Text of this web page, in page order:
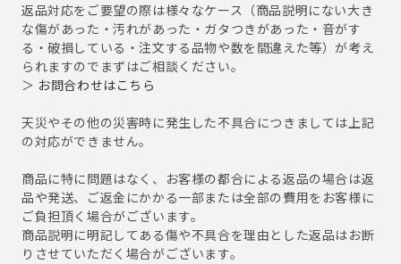
返品対応をご要望の際は様々なケース（商品説明にない大き
な傷があった・汚れがあった・ガタつきがあった・音がす
る・破損している・注文する品物や数を間違えた等）が考え
られますのでまずはご相談ください。
＞ お問合わせはこちら
天災やその他の災害時に発生した不具合につきましては上記
の対応ができません。
商品に特に問題はなく、お客様の都合による返品の場合は返
品や発送、ご返金にかかる一部または全部の費用をお客様に
ご負担頂く場合がございます。
商品説明に明記してある傷や不具合を理由とした返品はお断
りさせていただく場合がございます。